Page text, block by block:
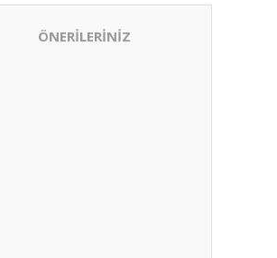
ÖNERİLERİNİZ